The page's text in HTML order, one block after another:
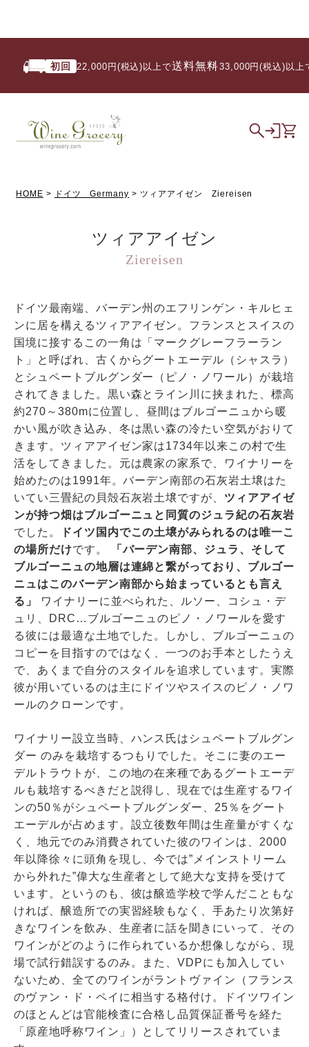
初回 22,000円(税込)以上で送料無料/ 33,000円(税込)以上で
HOME ドイツ Germany ツィアアイゼン Ziereisen
ツィアアイゼン
Ziereisen
ドイツ最南端、バーデン州のエフリンゲン・キルヒェ
ンに居を構えるツィアアイゼン。フランスとスイスの
国境に接するこの一角は「マークグレーフラーラン
ト」と呼ばれ、古くからグートエーデル（シャスラ）
とシュペートブルグンダー（ピノ・ノワール）が栽培
されてきました。黒い森とライン川に挟まれた、標高
約270～380mに位置し、昼間はブルゴーニュから暖
かい風が吹き込み、冬は黒い森の冷たい空気がおりて
きます。ツィアアイゼン家は1734年以来この村で生
活をしてきました。元は農家の家系で、ワイナリーを
始めたのは1991年。バーデン南部の石灰岩土壌はた
いてい三畳紀の貝殻石灰岩土壌ですが、 ツィアアイゼ
ンが持つ畑はブルゴーニュと同質のジュラ紀の石灰岩
でした。
ドイツ国内でこの土壌がみられるのは唯一こ
の場所だけです。
「バーデン南部、ジュラ、そして
ブルゴーニュの地層は連綿と繋がっており、ブルゴー
ニュはこのバーデン南部から始まっているとも言え
る」
ワイナリーに並べられた、ルソー、コシュ・デ
ュリ、DRC…ブルゴーニュのピノ・ノワールを愛す
る彼には最適な土地でした。しかし、ブルゴーニュの
コピーを目指すのではなく、一つのお手本としたうえ
で、あくまで自分のスタイルを追求しています。実際
彼が用いているのは主にドイツやスイスのピノ・ノワ
ールのクローンです。
ワイナリー設立当時、ハンス氏はシュペートブルグン
ダー のみを栽培するつもりでした。そこに妻のエー
デルトラウトが、この地の在来種であるグートエーデ
ルも栽培するべきだと説得し、現在では生産するワイ
ンの50％がシュペートブルグンダー、25％をグート
エーデルが占めます。設立後数年間は生産量がすくな
く、地元でのみ消費されていた彼のワインは、2000
年以降徐々に頭角を現し、今では”メインストリーム
から外れた”偉大な生産者として絶大な支持を受けて
います。というのも、彼は醸造学校で学んだこともな
ければ、醸造所での実習経験もなく、手あたり次第好
きなワインを飲み、生産者に話を聞きにいって、その
ワインがどのように作られているか想像しながら、現
場で試行錯誤するのみ。また、VDPにも加入してい
ないため、全てのワインがラントヴァイン（フランス
のヴァン・ド・ペイに相当する格付け。ドイツワイン
のほとんどは官能検査に合格し品質保証番号を経た
「原産地呼称ワイン」）としてリリースされていま